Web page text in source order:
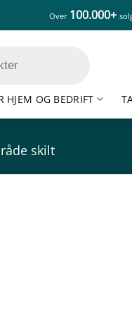
Over 100.000+
HJEM OG BEDRIFT
skilt